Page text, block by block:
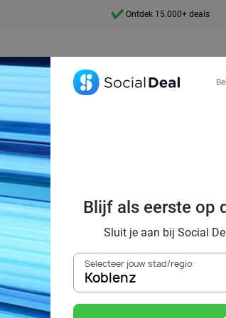
Ontdek 15.000+ deals
naar
Blijf als eerste op
Sluit je aan bij Social
Selecteer jouw stad/regio:
Koblenz